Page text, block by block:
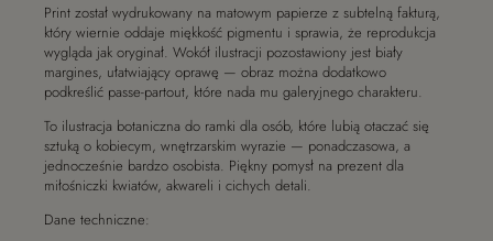
Print został wydrukowany na matowym papierze z subtelną fakturą,
który wiernie oddaje miękkość pigmentu i sprawia, że reprodukcja
wygląda jak oryginał. Wokół ilustracji pozostawiony jest biały
margines, ułatwiający oprawę — obraz można dodatkowo
podkreślić passe-partout, które nada mu galeryjnego charakteru.
To ilustracja botaniczna do ramki dla osób, które lubią otaczać się
sztuką o kobiecym, wnętrzarskim wyrazie — ponadczasowa, a
jednocześnie bardzo osobista. Piękny pomysł na prezent dla
miłośniczki kwiatów, akwareli i cichych detali.
Dane techniczne: